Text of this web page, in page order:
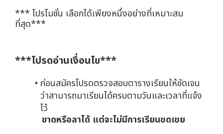
*** โปรโมชั่น เลือกได้เพียงหนึ่งอย่างที่เหมาะสม
ที่สุด***
***โปรดอ่านเงื่อนไข***
ก่อนสมัครโปรดตรวจสอบตารางเรียนให้ชัดเจน
ว่าสามารถมาเรียนได้ครบตามวันและเวลาที่แจ้ง
ไว้
ขาดหรือลาได้ แต่จะไม่มีการเรียนชดเชย